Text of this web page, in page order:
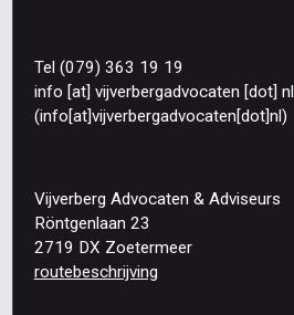
Tel (079) 363 19 19
info [at] vijverbergadvocaten [dot] nl
(info[at]vijverbergadvocaten[dot]nl)
Vijverberg Advocaten & Adviseurs
Röntgenlaan 23
2719 DX Zoetermeer
routebeschrijving